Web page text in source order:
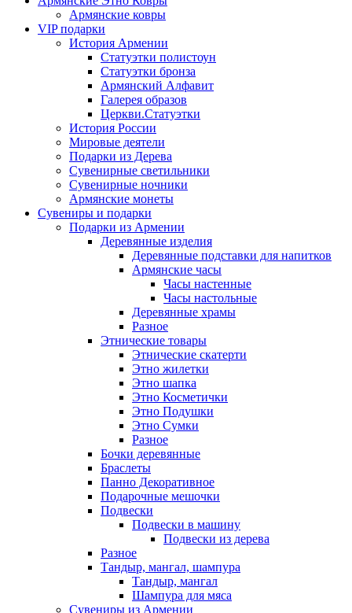
Армянские ковры
VIP подарки
История Армении
Статуэтки полистоун
Статуэтки бронза
Армянский Алфавит
Галерея образов
Церкви.Статуэтки
История России
Мировые деятели
Подарки из Дерева
Сувенирные светильники
Сувенирные ночники
Армянские монеты
Сувениры и подарки
Подарки из Армении
Деревянные изделия
Деревянные подставки для напитков
Армянские часы
Часы настенные
Часы настольные
Деревянные храмы
Разное
Этнические товары
Этнические скатерти
Этно жилетки
Этно шапка
Этно Косметички
Этно Подушки
Этно Сумки
Разное
Бочки деревянные
Браслеты
Панно Декоративное
Подарочные мешочки
Подвески
Подвески в машину
Подвески из дерева
Разное
Тандыр, мангал, шампура
Тандыр, мангал
Шампура для мяса
Сувениры из Армении